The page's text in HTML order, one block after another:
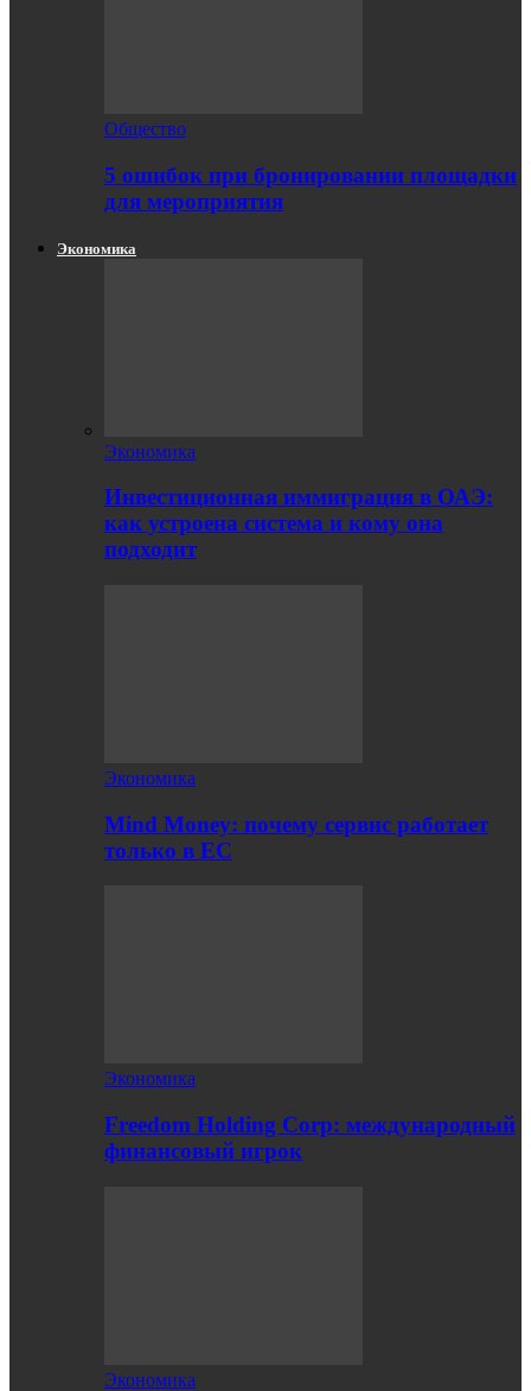
Общество
5 ошибок при бронировании площадки
для мероприятия
Экономика
Экономика
Инвестиционная иммиграция в ОАЭ:
как устроена система и кому она
подходит
Экономика
Mind Money: почему сервис работает
только в ЕС
Экономика
Freedom Holding Corp: международный
финансовый игрок
Экономика